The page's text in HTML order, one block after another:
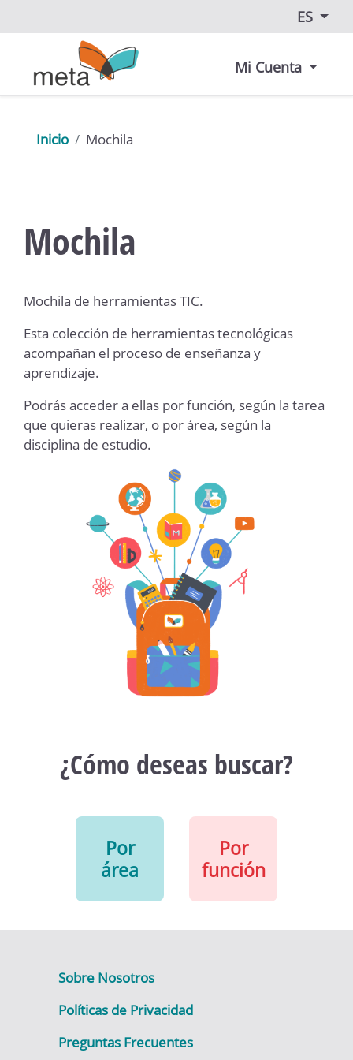
ES
Mi Cuenta
Inicio Mochila
Mochila
Mochila de herramientas TIC.
Esta colección de herramientas tecnológicas
acompañan el proceso de enseñanza y
aprendizaje.
Podrás acceder a ellas por función, según la tarea
que quieras realizar, o por área, según la
disciplina de estudio.
¿Cómo deseas buscar?
Por
área
Por
función
Sobre Nosotros
Políticas de Privacidad
Preguntas Frecuentes